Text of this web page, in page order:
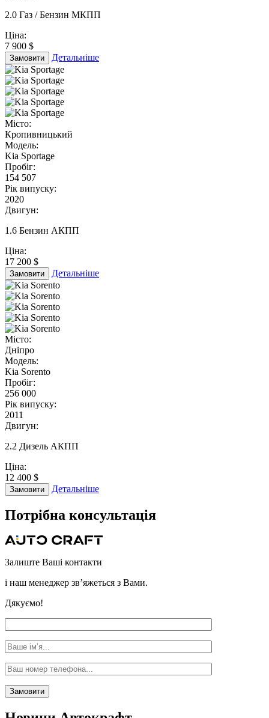
2.0 Газ / Бензин МКПП
Ціна:
7 900 $
Замовити Детальніше
Місто:
Кропивницький
Модель:
Kia Sportage
Пробіг:
154 507
Рік випуску:
2020
Двигун:
1.6 Бензин АКПП
Ціна:
17 200 $
Замовити Детальніше
Місто:
Дніпро
Модель:
Kia Sorento
Пробіг:
256 000
Рік випуску:
2011
Двигун:
2.2 Дизель АКПП
Ціна:
12 400 $
Замовити Детальніше
Потрібна консультація
Залиште Ваші контакти
і наш менеджер зв’яжеться з Вами.
Дякуємо!